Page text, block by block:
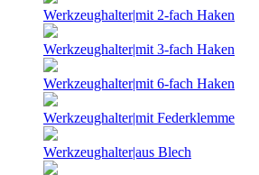
Werkzeughalter|mit 2-fach Haken
Werkzeughalter|mit 3-fach Haken
Werkzeughalter|mit 6-fach Haken
Werkzeughalter|mit Federklemme
Werkzeughalter|aus Blech